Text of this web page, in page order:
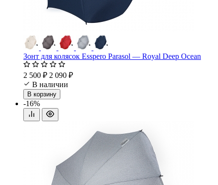
Зонт для колясок Esspero Parasol — Royal Deep Ocean
2 500 ₽ 2 090 ₽
В наличии
В корзину
-16%